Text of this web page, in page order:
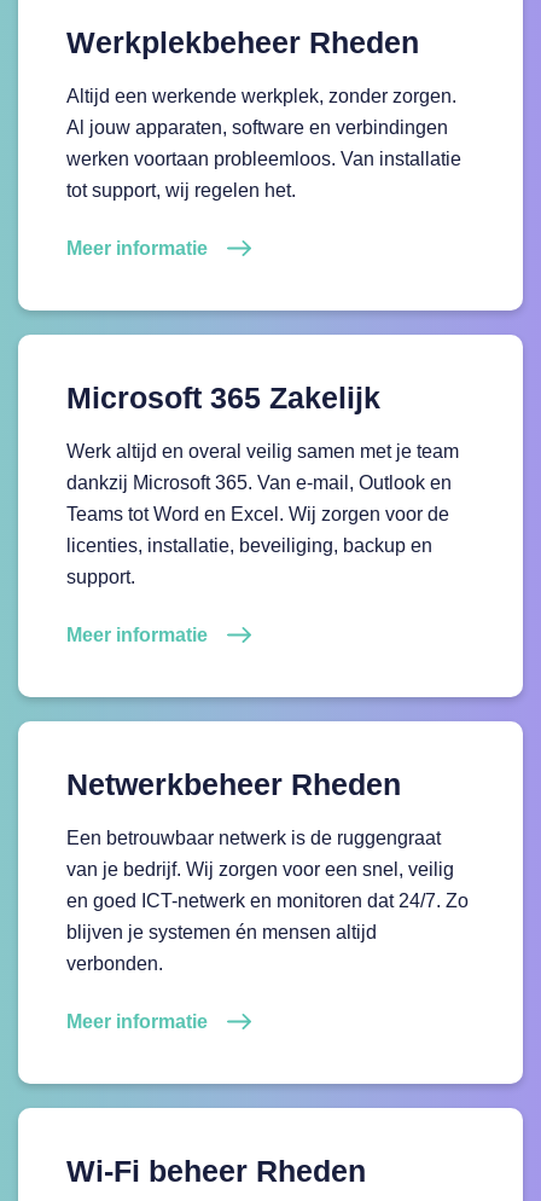
Werkplekbeheer Rheden
Altijd een werkende werkplek, zonder zorgen.
Al jouw apparaten, software en verbindingen
werken voortaan probleemloos. Van installatie
tot support, wij regelen het.
Meer informatie
Microsoft 365 Zakelijk
Werk altijd en overal veilig samen met je team
dankzij Microsoft 365. Van e-mail, Outlook en
Teams tot Word en Excel. Wij zorgen voor de
licenties, installatie, beveiliging, backup en
support.
Meer informatie
Netwerkbeheer Rheden
Een betrouwbaar netwerk is de ruggengraat
van je bedrijf. Wij zorgen voor een snel, veilig
en goed ICT-netwerk en monitoren dat 24/7. Zo
blijven je systemen én mensen altijd
verbonden.
Meer informatie
Wi-Fi beheer Rheden